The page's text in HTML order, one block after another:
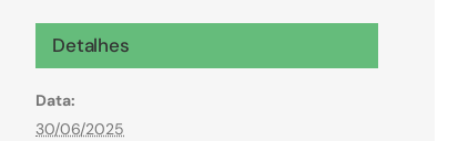
Microcrédito
Para MEI, microempresas e pessoas físicas
(feirantes e transportes)
Detalhes
Data:
30/06/2025